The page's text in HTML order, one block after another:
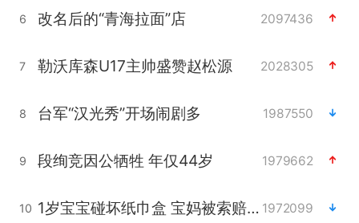
6 改名后的“青海拉面”店 2097436
7 勒沃库森U17主帅盛赞赵松源 2028305
8 台军“汉光秀”开场闹剧多 1987550
9 段绚竞因公牺牲 年仅44岁 1979662
10 1岁宝宝碰坏纸巾盒 宝妈被索赔924元 1972099